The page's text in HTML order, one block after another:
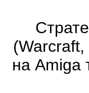
на Amiga